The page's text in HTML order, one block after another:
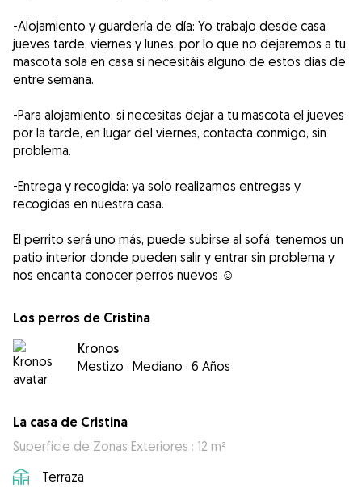
-Alojamiento y guardería de día: Yo trabajo desde casa
jueves tarde, viernes y lunes, por lo que no dejaremos a tu
mascota sola en casa si necesitáis alguno de estos días de
entre semana.
-Para alojamiento: si necesitas dejar a tu mascota el jueves
por la tarde, en lugar del viernes, contacta conmigo, sin
problema.
-Entrega y recogida: ya solo realizamos entregas y
recogidas en nuestra casa.
El perrito será uno más, puede subirse al sofá, tenemos un
patio interior donde pueden salir y entrar sin problema y
nos encanta conocer perros nuevos ☺️
Los perros de Cristina
Kronos
Mestizo · Mediano · 6 Años
La casa de Cristina
Superficie de Zonas Exteriores : 12 m²
Terraza